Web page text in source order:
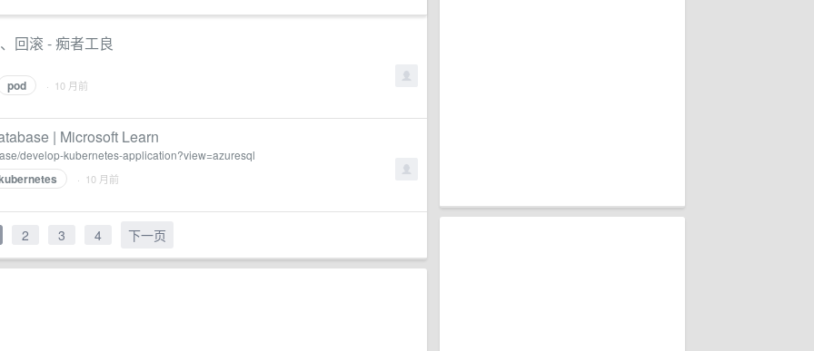
回滚 - 痴者工良
pod · 10 月前
| Microsoft Learn
develop-kubernetes-application?view=azuresql
· 10 月前
2 3 4 下一页